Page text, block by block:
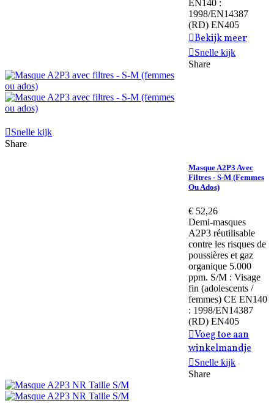
EN140 :
1998/EN14387
(RD) EN405
Bekijk meer
Snelle kijk
Share
Snelle kijk
Share
Masque A2P3 Avec
Filtres - S-M (femmes
Ou Ados)
€ 52,26
Demi-masques
A2P3 réutilisable
contre les risques de
poussières et gaz
organique 5.000
ppm. S/M : Visage
fin (adolescents /
femmes) CE EN140
: 1998/EN14387
(RD) EN405
Voeg toe aan
winkelmandje
Snelle kijk
Share